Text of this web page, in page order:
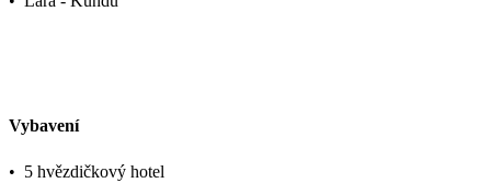
Vybavení
• 5 hvězdičkový hotel